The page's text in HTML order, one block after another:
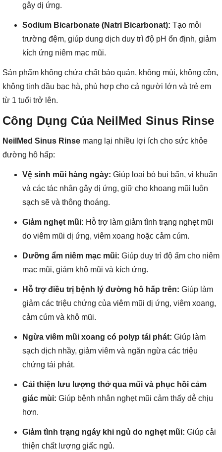
gây dị ứng.
Sodium Bicarbonate (Natri Bicarbonat): Tạo môi
trường đệm, giúp dung dịch duy trì độ pH ổn định, giảm
kích ứng niêm mạc mũi.
Sản phẩm không chứa chất bảo quản, không mùi, không cồn,
không tinh dầu bạc hà, phù hợp cho cả người lớn và trẻ em
từ 1 tuổi trở lên.
Công Dụng Của NeilMed Sinus Rinse
NeilMed Sinus Rinse mang lại nhiều lợi ích cho sức khỏe
đường hô hấp:
Vệ sinh mũi hàng ngày: Giúp loại bỏ bụi bẩn, vi khuẩn
và các tác nhân gây dị ứng, giữ cho khoang mũi luôn
sạch sẽ và thông thoáng.
Giảm nghẹt mũi: Hỗ trợ làm giảm tình trạng nghẹt mũi
do viêm mũi dị ứng, viêm xoang hoặc cảm cúm.
Dưỡng ẩm niêm mạc mũi: Giúp duy trì độ ẩm cho niêm
mạc mũi, giảm khô mũi và kích ứng.
Hỗ trợ điều trị bệnh lý đường hô hấp trên: Giúp làm
giảm các triệu chứng của viêm mũi dị ứng, viêm xoang,
cảm cúm và khô mũi.
Ngừa viêm mũi xoang có polyp tái phát: Giúp làm
sạch dịch nhầy, giảm viêm và ngăn ngừa các triệu
chứng tái phát.
Cải thiện lưu lượng thở qua mũi và phục hồi cảm
giác mùi: Giúp bệnh nhân nghẹt mũi cảm thấy dễ chịu
hơn.
Giảm tình trạng ngáy khi ngủ do nghẹt mũi: Giúp cải
thiện chất lượng giấc ngủ.